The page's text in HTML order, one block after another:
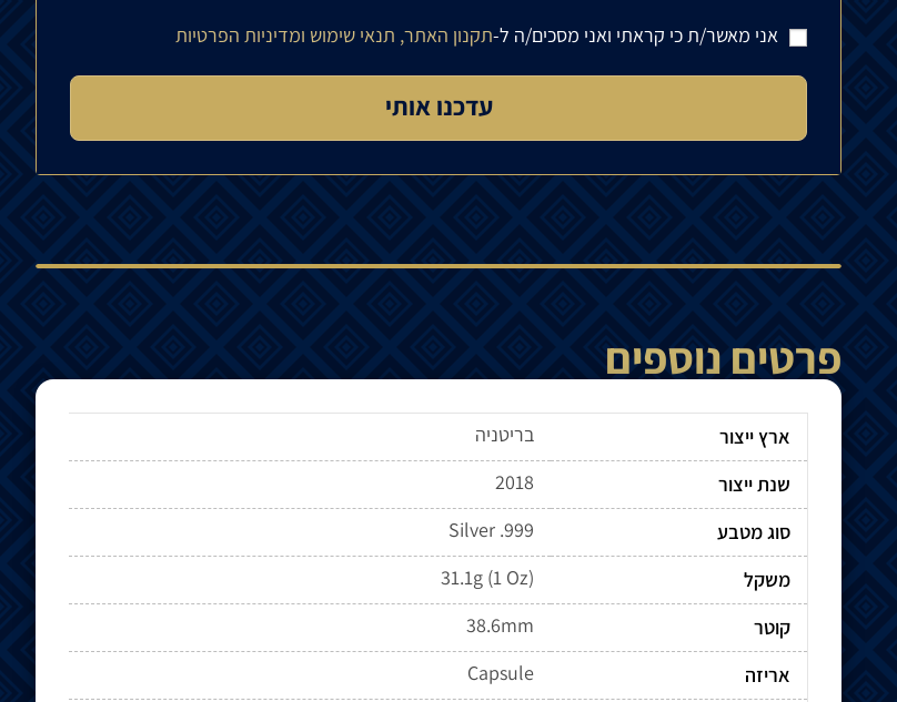
אני מאשר/ת כי קראתי ואני מסכים/ה ל-תקנון האתר, תנאי שימוש ומדיניות הפרטיות
פרטים נוספים
ארץ ייצור
בריטניה
שנת ייצור
2018
סוג מטבע
Silver .999
משקל
31.1g (1 Oz)
קוטר
38.6mm
אריזה
Capsule